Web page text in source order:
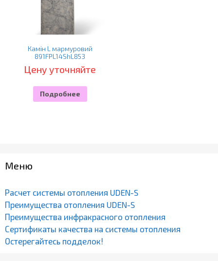
Камін L мармуровий
891FPL14ShL853
Цену уточняйте
Подробнее
Меню
Расчет системы отопления UDEN-S
Преимущества отопления UDEN-S
Преимущества инфракрасного отопления
Сертификаты качества на системы отопления
Остерегайтесь подделок!